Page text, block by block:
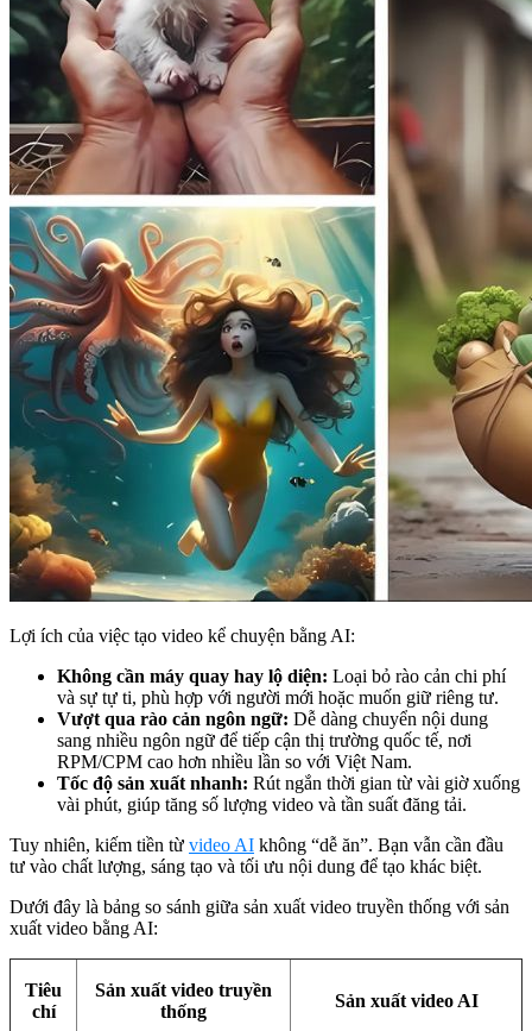
Lợi ích của việc tạo video kể chuyện bằng AI:
Không cần máy quay hay lộ diện: Loại bỏ rào cản chi phí
và sự tự ti, phù hợp với người mới hoặc muốn giữ riêng tư.
Vượt qua rào cản ngôn ngữ: Dễ dàng chuyển nội dung
sang nhiều ngôn ngữ để tiếp cận thị trường quốc tế, nơi
RPM/CPM cao hơn nhiều lần so với Việt Nam.
Tốc độ sản xuất nhanh: Rút ngắn thời gian từ vài giờ xuống
vài phút, giúp tăng số lượng video và tần suất đăng tải.
Tuy nhiên, kiếm tiền từ video AI không “dễ ăn”. Bạn vẫn cần đầu
tư vào chất lượng, sáng tạo và tối ưu nội dung để tạo khác biệt.
Dưới đây là bảng so sánh giữa sản xuất video truyền thống với sản
xuất video bằng AI:
Tiêu
chí
Sản xuất video truyền
thống
Sản xuất video AI